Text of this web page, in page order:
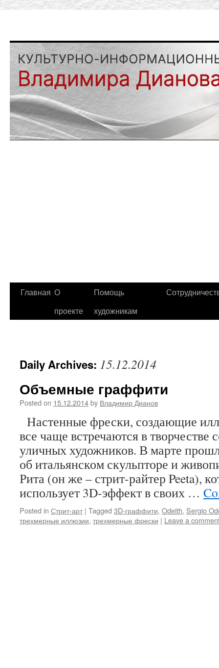
Главная О
проекте
Помощь
художникам
Daily Archives: 15.12.2014
Объемные граффити
Posted on 15.12.2014by Владимир Дианов
Настенные фрески, создающие
все чаще встречаются в творчестве
уличных художников. В марте
об итальянском скульпторе и
Рита (он же – стрит-райтер Peeta),
использует 3D-эффект в своих …
Posted in Стрит-арт | Tagged 3D-граффити, Odeith, Sergio
трехмерные иллюзии, трехмерные фрески | Leave a